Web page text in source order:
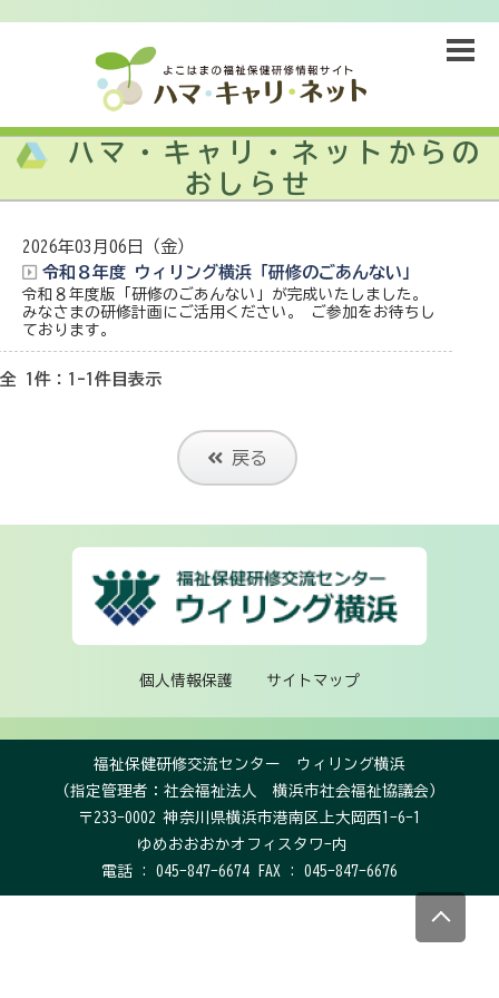
ハマ・キャリ・ネットからの
おしらせ
2026年03月06日（金）
令和８年度 ウィリング横浜「研修のごあんない」
令和８年度版「研修のごあんない」が完成いたしました。
みなさまの研修計画にご活用ください。 ご参加をお待ちし
ております。
全 1件：1-1件目表示
戻る
個人情報保護 サイトマップ
福祉保健研修交流センター ウィリング横浜
（指定管理者：社会福祉法人 横浜市社会福祉協議会）
〒233-0002 神奈川県横浜市港南区上大岡西1-6-1
ゆめおおおかオフィスタワ-内
電話 : 045-847-6674 FAX : 045-847-6676